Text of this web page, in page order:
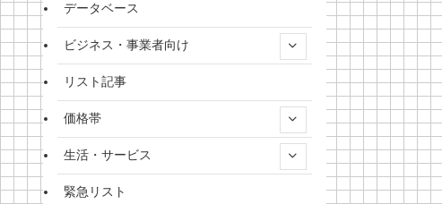
データベース
ビジネス・事業者向け
リスト記事
価格帯
生活・サービス
緊急リスト